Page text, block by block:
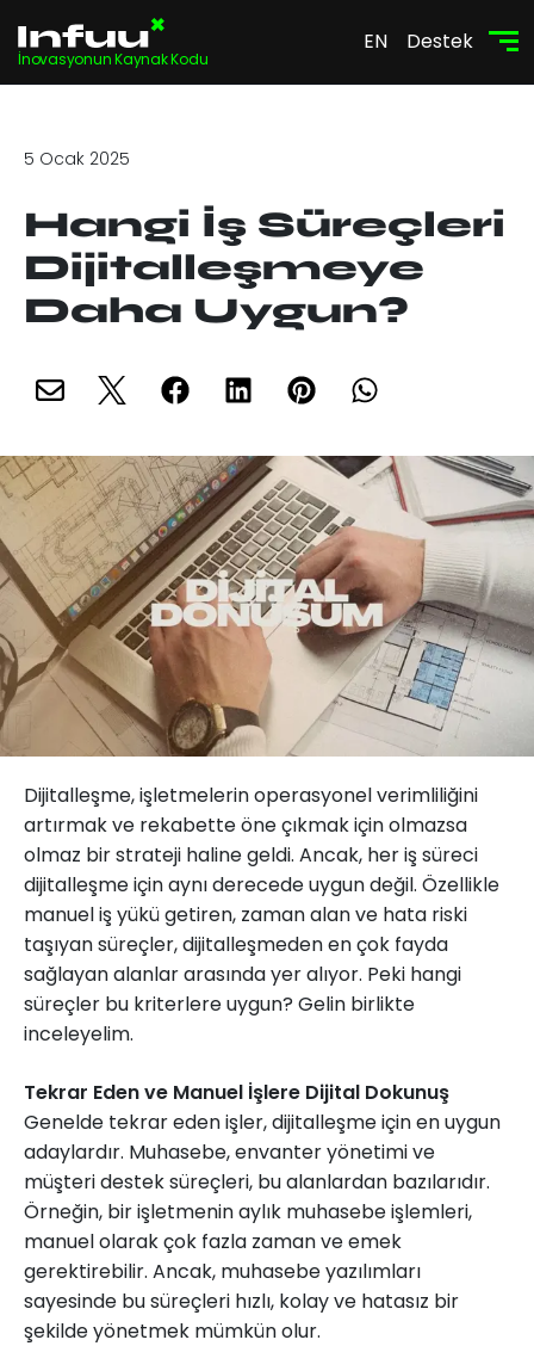
İnovasyonun Kaynak Kodu
EN Destek
5 Ocak 2025
Hangi İş Süreçleri
Dijitalleşmeye
Daha Uygun?
Dijitalleşme, işletmelerin operasyonel verimliliğini
artırmak ve rekabette öne çıkmak için olmazsa
olmaz bir strateji haline geldi. Ancak, her iş süreci
dijitalleşme için aynı derecede uygun değil. Özellikle
manuel iş yükü getiren, zaman alan ve hata riski
taşıyan süreçler, dijitalleşmeden en çok fayda
sağlayan alanlar arasında yer alıyor. Peki hangi
süreçler bu kriterlere uygun? Gelin birlikte
inceleyelim.
Tekrar Eden ve Manuel İşlere Dijital Dokunuş
Genelde tekrar eden işler, dijitalleşme için en uygun
adaylardır. Muhasebe, envanter yönetimi ve
müşteri destek süreçleri, bu alanlardan bazılarıdır.
Örneğin, bir işletmenin aylık muhasebe işlemleri,
manuel olarak çok fazla zaman ve emek
gerektirebilir. Ancak, muhasebe yazılımları
sayesinde bu süreçleri hızlı, kolay ve hatasız bir
şekilde yönetmek mümkün olur.